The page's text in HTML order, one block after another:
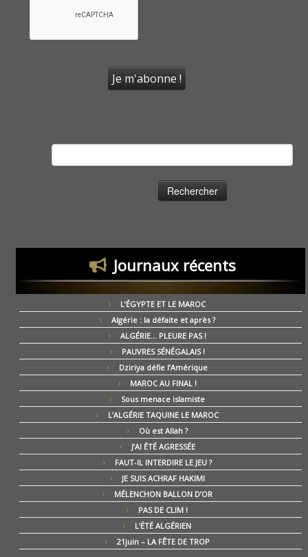
Journaux récents
L’ÉGYPTE ET LE MAROC
Algérie : la défaite et après ?
ALGÉRIE… PLEURE PAS !
PAUVRES SÉNÉGALAIS !
Dziriya défie l’Amérique
MAROC AU FINAL !
Sous menace islamiste
L’ALGÉRIE TAQUINE LE MAROC
Où est Allah ?
J’AI ÉTÉ AGRESSÉE
FAUT-IL INTERDIRE LE JEU ?
JE SUIS ACHRAF HAKIMI
MÉLENCHON BALLON D’OR
PAS DE CLIM !
L’ÉTÉ ALGÉRIEN
21juin – LA FÊTE DE TROP